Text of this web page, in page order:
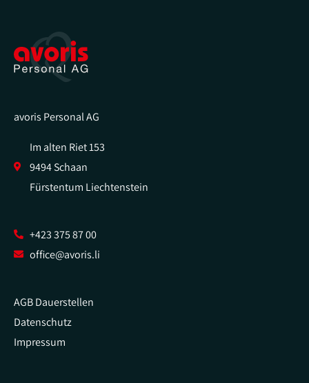
avoris Personal AG
Im alten Riet 153
9494 Schaan
Fürstentum Liechtenstein
+423 375 87 00
office@avoris.li
AGB Dauerstellen
Datenschutz
Impressum